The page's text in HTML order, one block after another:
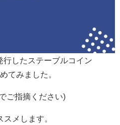
したステーブルコイン
てみました。
ご指摘ください)
メします。